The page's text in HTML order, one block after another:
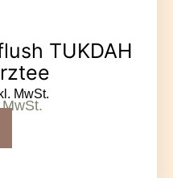
TUKDAH
MwSt.